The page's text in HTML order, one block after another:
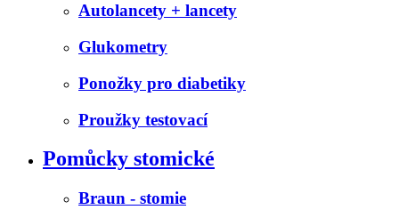
Autolancety + lancety
Glukometry
Ponožky pro diabetiky
Proužky testovací
Pomůcky stomické
Braun - stomie